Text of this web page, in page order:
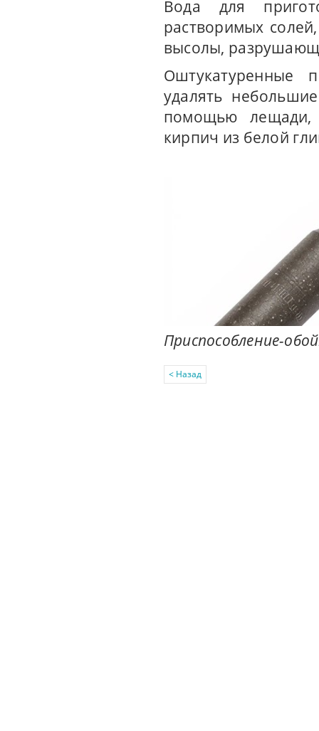
Вода для
растворимых
высолы,
Оштукатуренные
удалять
помощью лещади,
кирпич из белой
Приспособление-
< Назад